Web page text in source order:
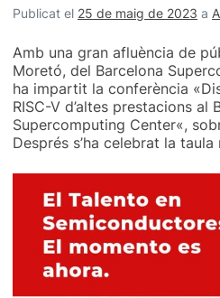
Publicat el 25 de maig de 2023 a
Amb una gran afluència de
Moretó, del Barcelona
ha impartit la conferència
RISC-V d’altes prestacions al
Supercomputing Center«,
Després s’ha celebrat la